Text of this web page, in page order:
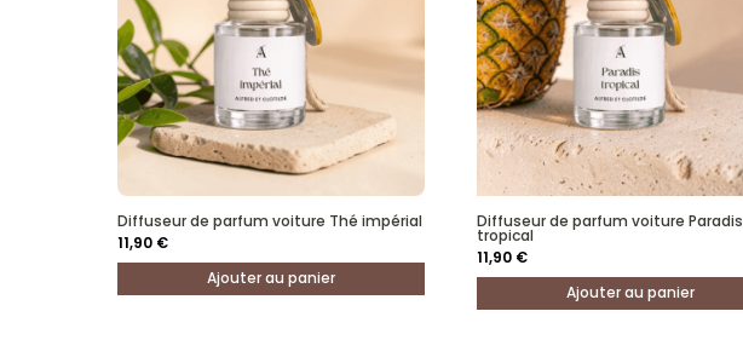
Diffuseur de parfum voiture Thé impérial
11,90 €
Ajouter au panier
Diffuseur de parfum voiture Paradis
tropical
11,90 €
Ajouter au panier